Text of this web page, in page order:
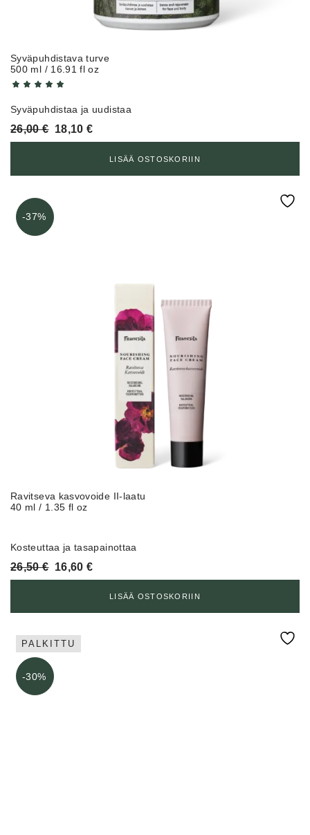
Syväpuhdistava turve
500 ml / 16.91 fl oz
Syväpuhdistaa ja uudistaa
26,00€ Alkuperäinen
hinta
18,10€Nykyinen
hinta
on:LISÄÄ OSTOSKORIIN
-37%
Ravitseva kasvovoide II-laatu
40 ml / 1.35 fl oz
Kosteuttaa ja tasapainottaa
26,50€ Alkuperäinen
hinta
16,60€Nykyinen
hinta
on:LISÄÄ OSTOSKORIIN
PALKITTU
-30%